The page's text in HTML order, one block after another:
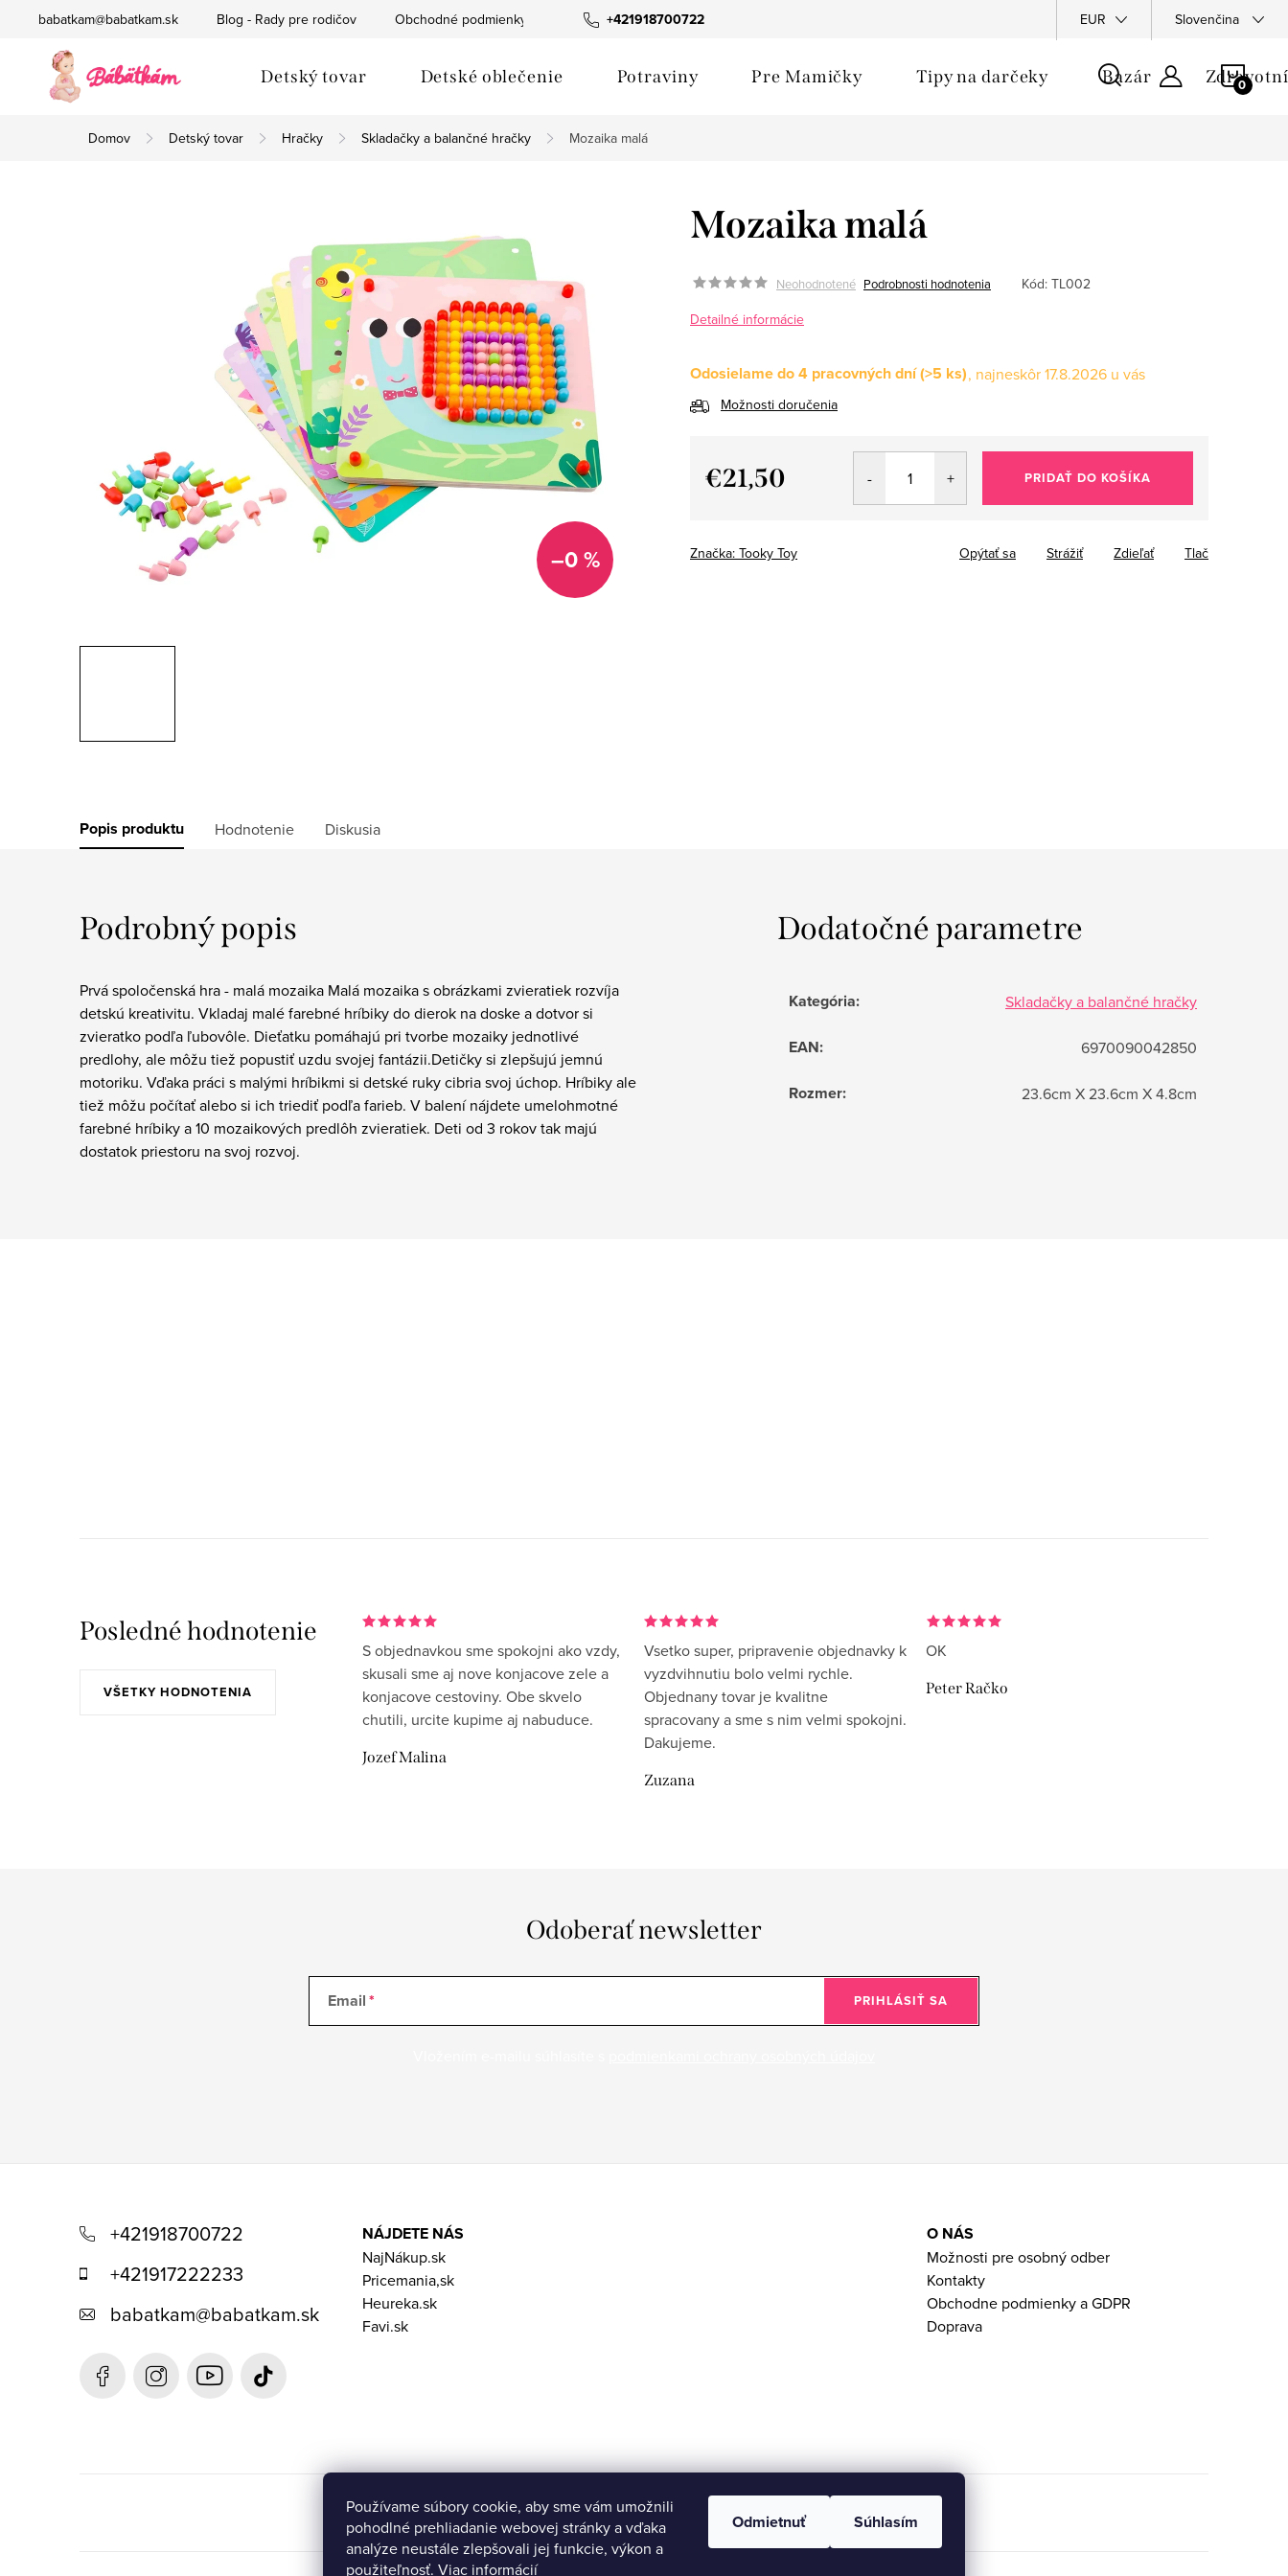
Používame súbory cookie, aby sme vám umožnili
pohodlné prehliadanie webovej stránky a vďaka
analýze neustále zlepšovali jej funkcie, výkon a
použiteľnosť. Viac informácií
Odmietnuť Súhlasím
+421918700722
babatkam@babatkam.sk Blog - Rady pre rodičov Obchodné podmienky Fotogaléria produktov EUR Slovenčina
Detský tovar Detské oblečenie Potraviny Pre Mamičky Tipy na darčeky Bazár
Domov Detský tovar Hračky Skladačky a balančné hračky Mozaika malá
–0 %
Mozaika malá
Neohodnotené Podrobnosti hodnotenia Kód: TL002
Detailné informácie
Odosielame do 4 pracovných dní(>5 ks) 17.8.2026
Možnosti doručenia
€21,50 PRIDAŤ DO KOŠÍKA
Značka: Tooky Toy Tlač
Opýtať sa Strážiť Zdieľať
Popis produktu Hodnotenie Diskusia
Podrobný popis
Prvá spoločenská hra - malá mozaika Malá mozaika s obrázkami zvieratiek rozvíja
detskú kreativitu. Vkladaj malé farebné hríbiky do dierok na doske a dotvor si
zvieratko podľa ľubovôle. Dieťatku pomáhajú pri tvorbe mozaiky jednotlivé
predlohy, ale môžu tiež popustiť uzdu svojej fantázii.Detičky si zlepšujú jemnú
motoriku. Vďaka práci s malými hríbikmi si detské ruky cibria svoj úchop. Hríbiky ale
tiež môžu počítať alebo si ich triediť podľa farieb. V balení nájdete umelohmotné
farebné hríbiky a 10 mozaikových predlôh zvieratiek. Deti od 3 rokov tak majú
dostatok priestoru na svoj rozvoj.
Dodatočné parametre
Kategória: Skladačky a balančné hračky
EAN: 6970090042850
Rozmer: 23.6cm X 23.6cm X 4.8cm
Posledné hodnotenie
VŠETKY HODNOTENIA
S objednavkou sme spokojni ako vzdy,
skusali sme aj nove konjacove zele a
konjacove cestoviny. Obe skvelo
chutili, urcite kupime aj nabuduce.
Jozef Malina
Vsetko super, pripravenie objednavky k
vyzdvihnutiu bolo velmi rychle.
Objednany tovar je kvalitne
spracovany a sme s nim velmi spokojni.
Dakujeme.
Zuzana
OK
Peter Račko
Odoberať newsletter
Email PRIHLÁSIŤ SA
+421918700722
+421917222233
babatkam@babatkam.sk
NÁJDETE NÁS
NajNákup.sk
Pricemania,sk
Heureka.sk
Favi.sk
O NÁS
Možnosti pre osobný odber
Kontakty
Obchodne podmienky a GDPR
Doprava